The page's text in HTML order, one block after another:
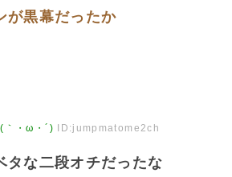
が黒幕だったか
｀・ω・´) ID:jumpmatome2ch
タな二段オチだったな